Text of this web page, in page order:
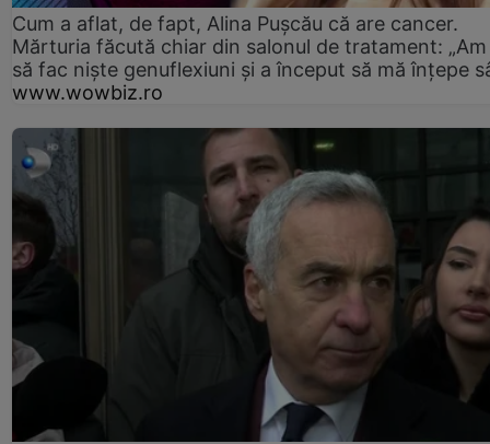
Cum a aflat, de fapt, Alina Pușcău că are cancer.
Mărturia făcută chiar din salonul de tratament:
să fac niște genuflexiuni și a început să mă înțepe
www.wowbiz.ro